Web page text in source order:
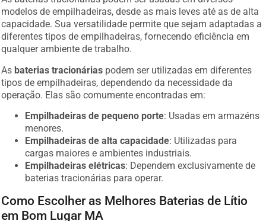
modelos de empilhadeiras, desde as mais leves até as de alta
capacidade. Sua versatilidade permite que sejam adaptadas a
diferentes tipos de empilhadeiras, fornecendo eficiência em
qualquer ambiente de trabalho.
As baterias tracionárias podem ser utilizadas em diferentes
tipos de empilhadeiras, dependendo da necessidade da
operação. Elas são comumente encontradas em:
Empilhadeiras de pequeno porte: Usadas em armazéns
menores.
Empilhadeiras de alta capacidade: Utilizadas para
cargas maiores e ambientes industriais.
Empilhadeiras elétricas: Dependem exclusivamente de
baterias tracionárias para operar.
Como Escolher as Melhores Baterias de Lítio
em Bom Lugar MA